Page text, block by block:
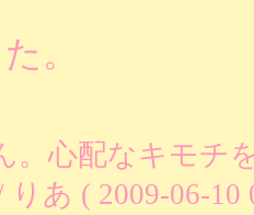
。
。心配なキモチ
りあ ( 2009-06-10